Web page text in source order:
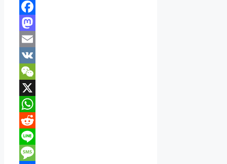
Facebook
Mastodon
Email
VK
WeChat
X
WhatsApp
Reddit
Line